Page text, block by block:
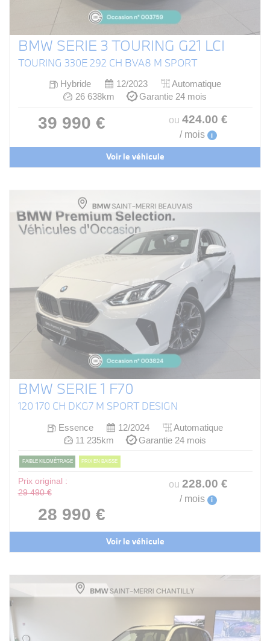
BMW SERIE 3 TOURING G21 LCI
TOURING 330E 292 CH BVA8 M SPORT
Hybride 12/2023
Automatique
26 638km
Garantie 24 mois
39 990 € ou 424.00 €
/ mois i
Voir le véhicule
BMW SERIE 1 F70
120 170 CH DKG7 M SPORT DESIGN
Essence 12/2024
Automatique
11 235km
Garantie 24 mois
FAIBLE KILOMÉTRAGE PRIX EN BAISSE
Prix original :
29 490 €
28 990 €
ou 228.00 €
/ mois i
Voir le véhicule